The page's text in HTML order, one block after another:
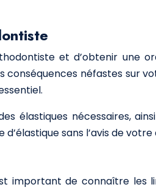
et d’obtenir une
conséquences néfastes
élastiques nécessaires,
sans l’avis de
important de connaître